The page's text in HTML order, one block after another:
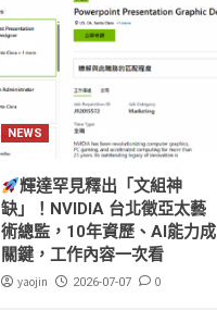
NEWS
輝達罕見釋出「文組神
缺」！NVIDIA 台北徵亞太藝
術總監，10年資歷、AI能力成
關鍵，工作內容一次看
yaojin 2026-07-07 0